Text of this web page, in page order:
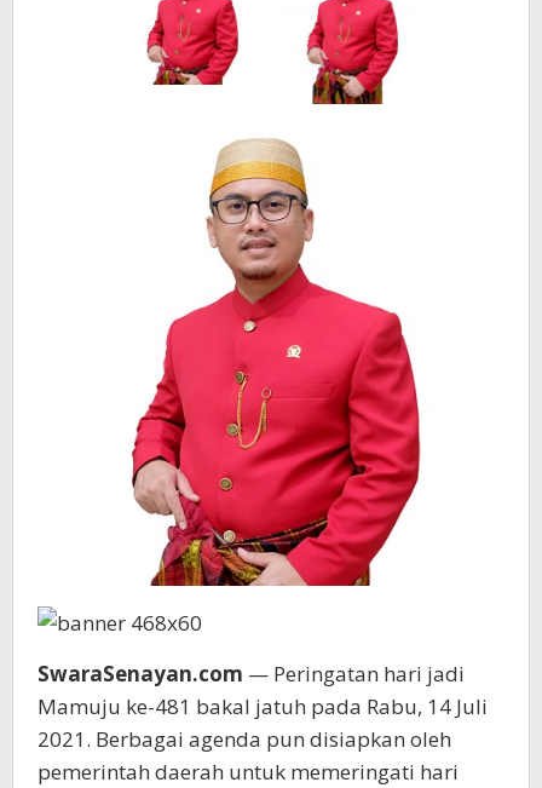
Royong
Bangun
Daerah
SwaraSenayan.com — Peringatan hari jadi
Mamuju ke-481 bakal jatuh pada Rabu, 14 Juli
2021. Berbagai agenda pun disiapkan oleh
pemerintah daerah untuk memeringati hari